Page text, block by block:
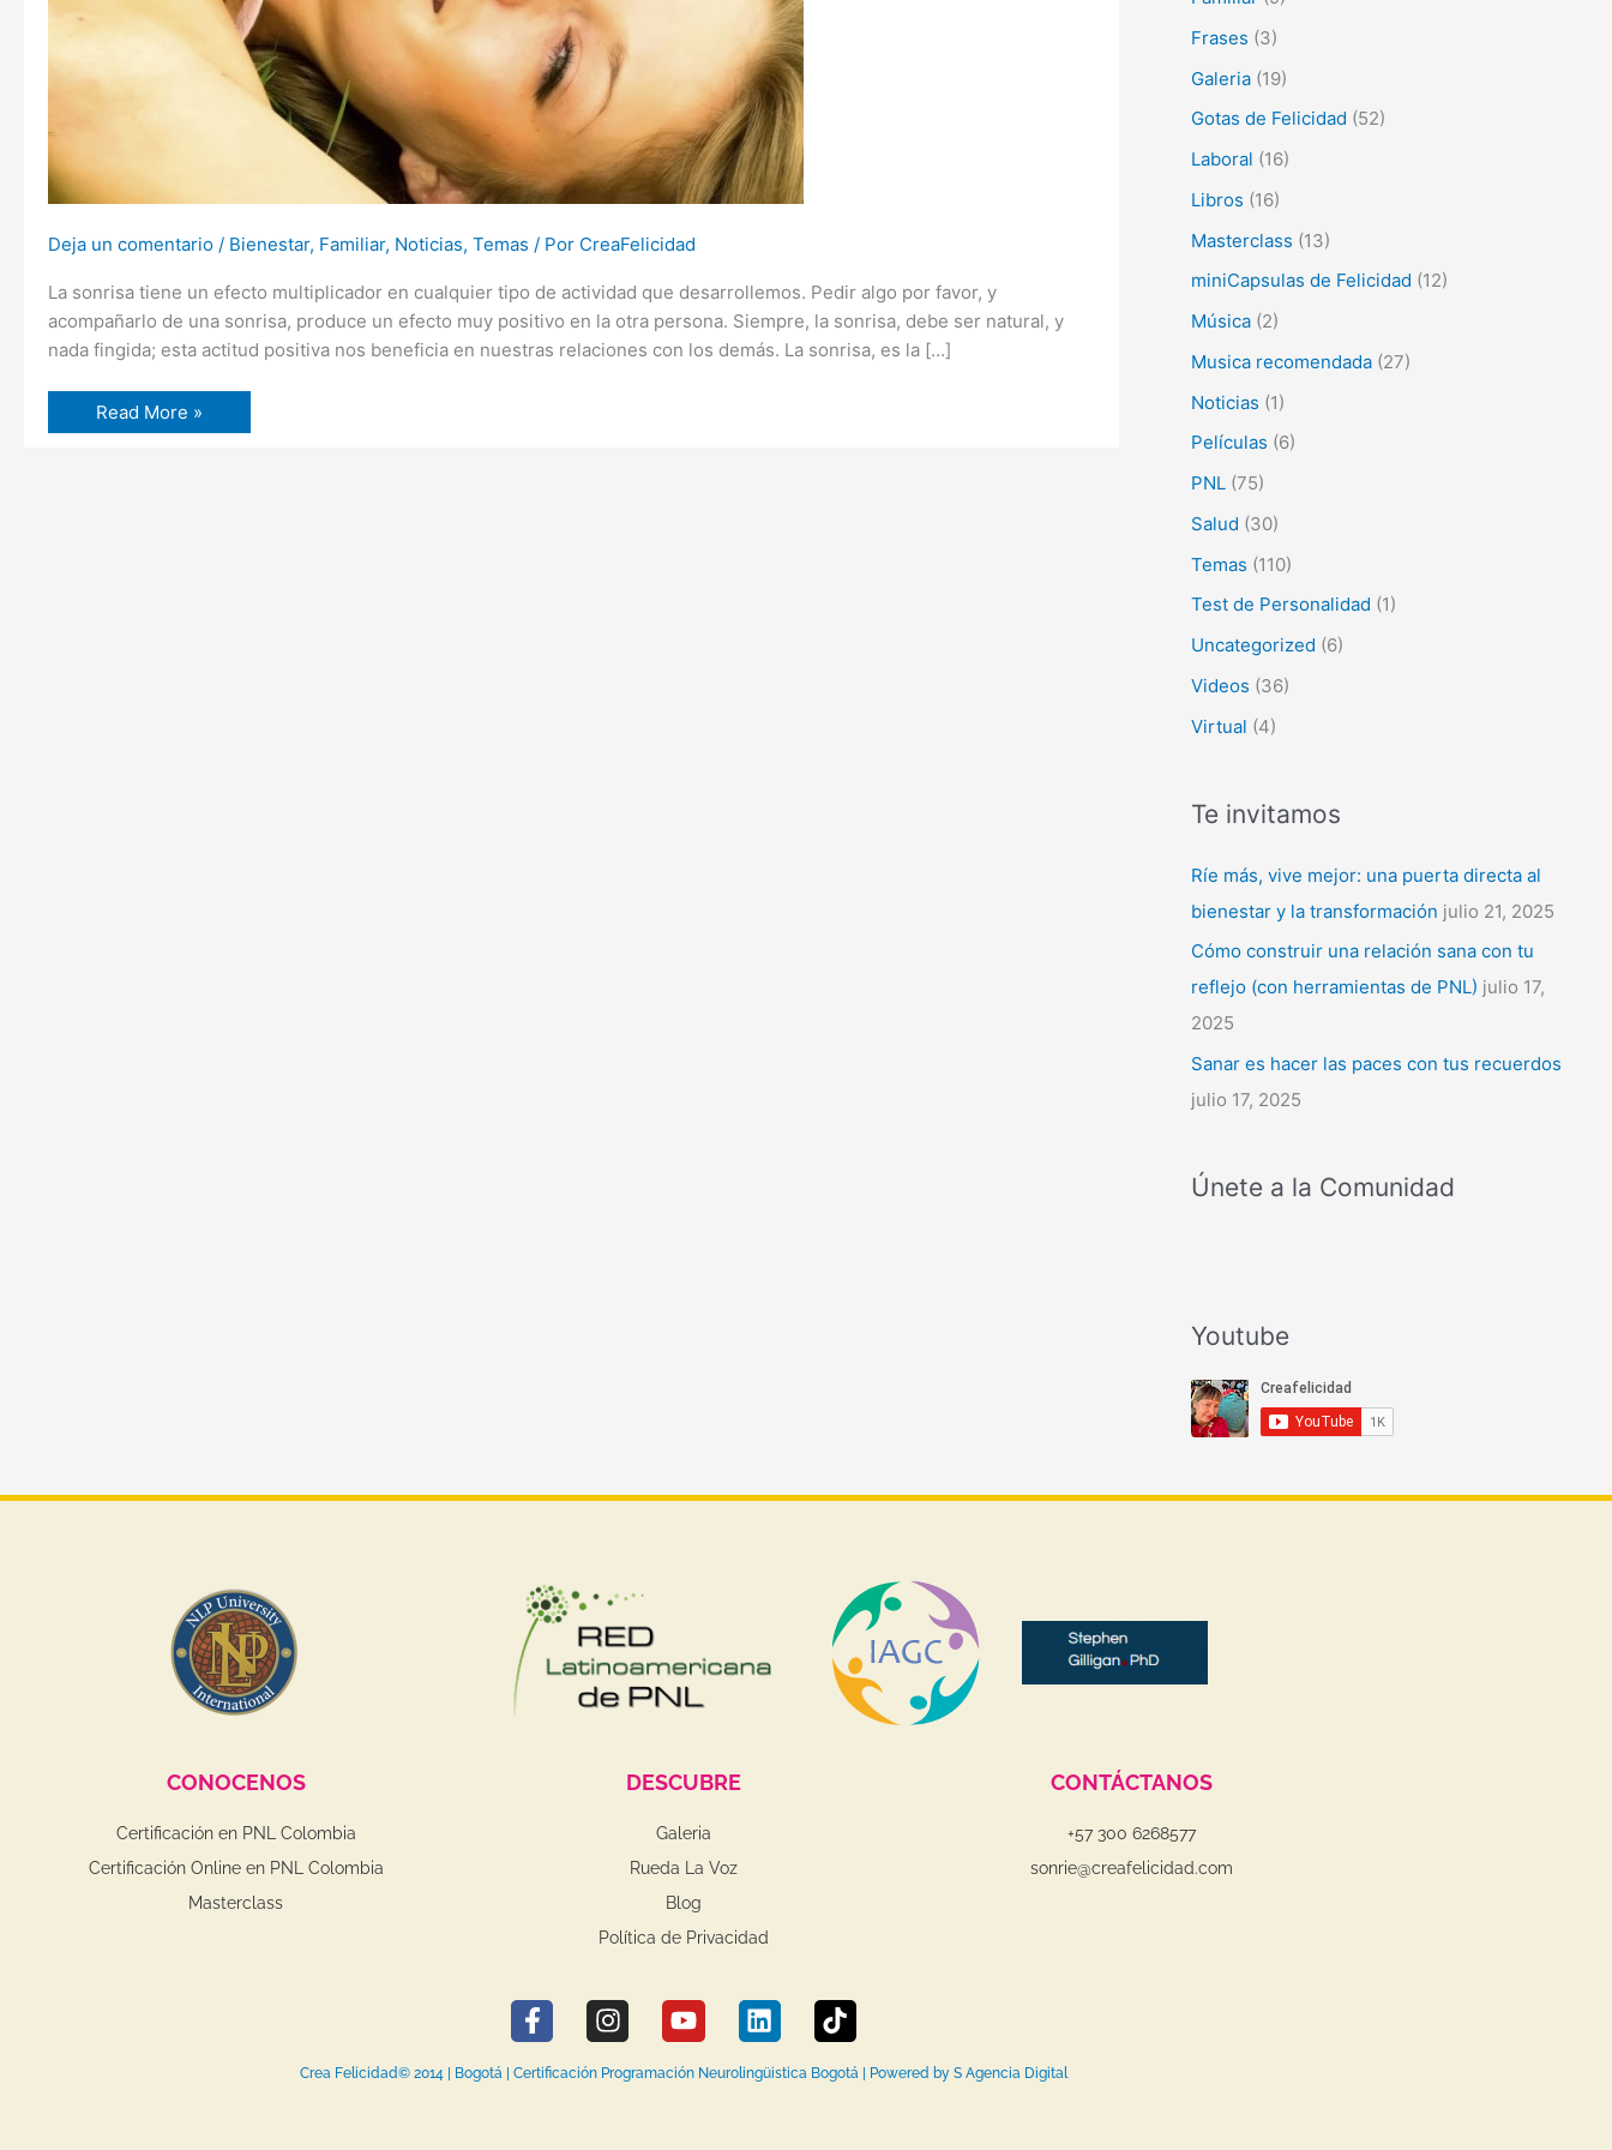
Deja un comentario / Bienestar, Familiar, Noticias, Temas / Por CreaFelicidad
La sonrisa tiene un efecto multiplicador en cualquier tipo de actividad que desarrollemos. Pedir algo por favor, y
acompañarlo de una sonrisa, produce un efecto muy positivo en la otra persona. Siempre, la sonrisa, debe ser natural, y
nada fingida; esta actitud positiva nos beneficia en nuestras relaciones con los demás. La sonrisa, es la […]
Read More »
Frases (3)
Galeria(19)
Gotas de Felicidad (52)
Laboral (16)
Libros (16)
Masterclass (13)
miniCapsulas de Felicidad (12)
Música(2)
Musica recomendada(27)
Noticias (1)
Películas (6)
PNL(75)
Salud (30)
Temas (110)
Test de Personalidad (1)
Uncategorized (6)
Videos (36)
Virtual (4)
Te invitamos
Ríe más, vive mejor: una puerta directa al
bienestar y la transformación julio 21, 2025
Cómo construir una relación sana con tu
reflejo (con herramientas de PNL) julio 17,
2025
Sanar es hacer las paces con tus recuerdos
julio 17, 2025
Únete a la Comunidad
Youtube
CONOCENOS
Certificación en PNL Colombia
Certificación Online en PNL Colombia
Masterclass
DESCUBRE
Galeria
Rueda La Voz
Blog
Política de Privacidad
CONTÁCTANOS
+57 300 6268577
sonrie@creafelicidad.com
F
a
c
I
n
s
Y
o
u
L
i
n
k
T
i
k
t
Crea Felicidad© 2014 | Bogotá | Certificación Programación Neurolingüistica Bogotá | Powered by S Agencia Digital